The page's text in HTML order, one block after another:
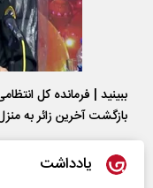
ببینید | فرمانده کل
بازگشت آخرین زائر به
یادداشت